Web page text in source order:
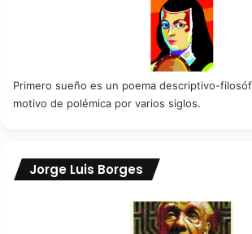
Primero sueño es un poema descriptivo-
motivo de polémica por varios siglos.
Jorge Luis Borges